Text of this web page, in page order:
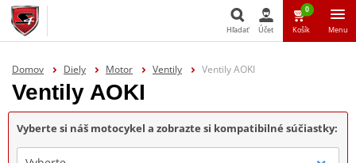
Hľadať Účet
0
Košík Menu
Domov Diely Motor Ventily Ventily AOKI
Ventily AOKI
Vyberte si náš motocykel a zobrazte si kompatibilné súčiastky: